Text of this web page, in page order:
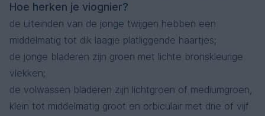
Hoe herken je viognier?
de uiteinden van de jonge twijgen hebben een
middelmatig tot dik laagje platliggende haartjes;
de jonge bladeren zijn groen met lichte bronskleurige
vlekken;
de volwassen bladeren zijn lichtgroen of mediumgroen,
klein tot middelmatig groot en orbiculair met drie of vijf